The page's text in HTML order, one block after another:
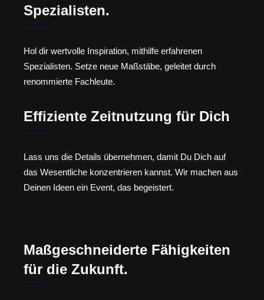
Spezialisten.
Hol dir wertvolle Inspiration, mithilfe erfahrenen
Spezialisten. Setze neue Maßstäbe, geleitet durch
renommierte Fachleute.
Effiziente Zeitnutzung für Dich
Lass uns die Details übernehmen, damit Du Dich auf
das Wesentliche konzentrieren kannst. Wir machen aus
Deinen Ideen ein Event, das begeistert.
Maßgeschneiderte Fähigkeiten
für die Zukunft.